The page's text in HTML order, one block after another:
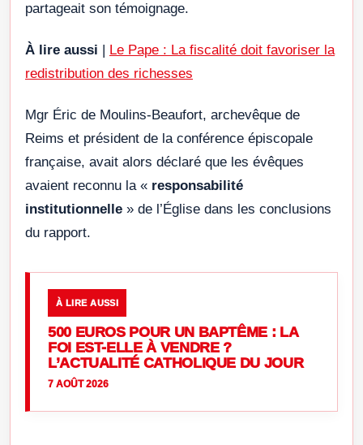
partageait son témoignage.
À lire aussi
Le Pape : La fiscalité doit favoriser la
redistribution des richesses
Mgr Éric de Moulins-Beaufort, archevêque de
Reims et président de la conférence épiscopale
française, avait alors déclaré que les évêques
avaient reconnu la « responsabilité
institutionnelle » de l’Église dans les conclusions
du rapport.
À LIRE AUSSI
500 EUROS POUR UN BAPTÊME : LA
FOI EST-ELLE À VENDRE ?
L’ACTUALITÉ CATHOLIQUE DU JOUR
7 AOÛT 2026